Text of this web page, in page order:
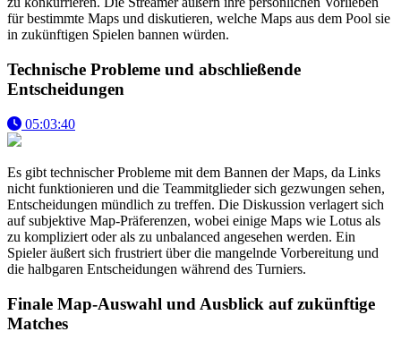
für bestimmte Maps und diskutieren, welche Maps aus dem Pool sie
in zukünftigen Spielen bannen würden.
Technische Probleme und abschließende
Entscheidungen
05:03:40
Es gibt technischer Probleme mit dem Bannen der Maps, da Links
nicht funktionieren und die Teammitglieder sich gezwungen sehen,
Entscheidungen mündlich zu treffen. Die Diskussion verlagert sich
auf subjektive Map-Präferenzen, wobei einige Maps wie Lotus als
zu kompliziert oder als zu unbalanced angesehen werden. Ein
Spieler äußert sich frustriert über die mangelnde Vorbereitung und
die halbgaren Entscheidungen während des Turniers.
Finale Map-Auswahl und Ausblick auf zukünftige
Matches